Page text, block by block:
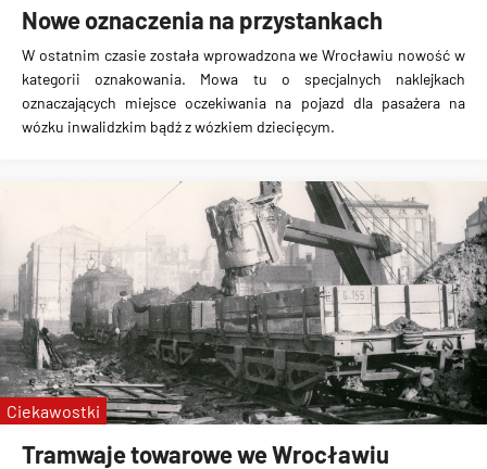
linia 106
linia 142
linia 132
linia 109
Nowe oznaczenia na przystankach
W ostatnim czasie została wprowadzona we Wrocławiu nowość w
kategorii oznakowania. Mowa tu o specjalnych naklejkach
oznaczających miejsce oczekiwania na pojazd dla pasażera na
wózku inwalidzkim bądź z wózkiem dziecięcym.
Tramwaje towarowe we Wrocławiu
Ciekawostki